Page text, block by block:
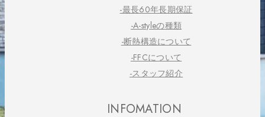
-最長60年長期保証
-A-styleの種類
-断熱構造について
-FFCについて
-スタッフ紹介
INFOMATION